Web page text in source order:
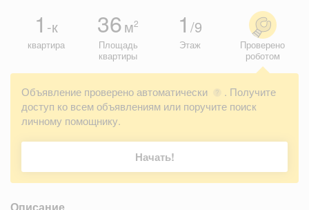
1 -к
квартира
36м2
Площадь
квартиры
1 /9
Этаж
Проверено
роботом
Объявление проверено автоматически ?
. Получите
доступ ко всем объявлениям или поручите поиск
личному помощнику.
Начать!